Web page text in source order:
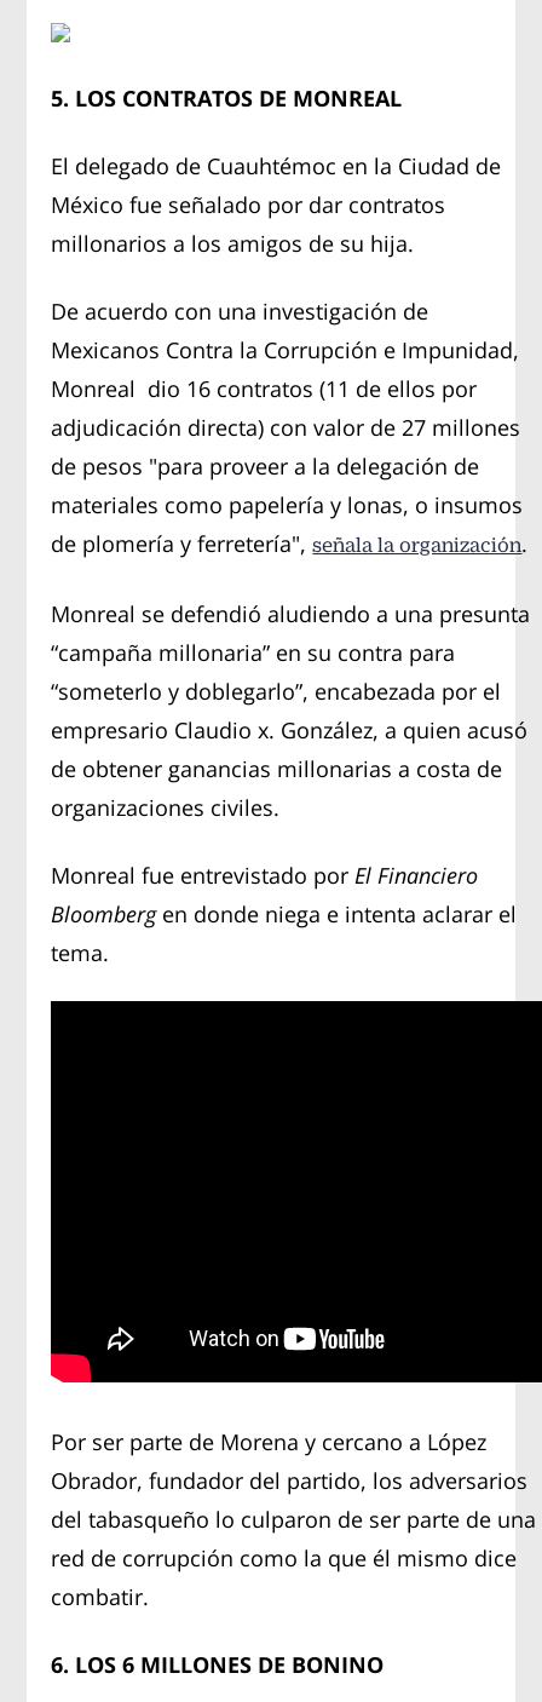
5. LOS CONTRATOS DE MONREAL
El delegado de Cuauhtémoc en la Ciudad de
México fue señalado por dar contratos
millonarios a los amigos de su hija.
De acuerdo con una investigación de
Mexicanos Contra la Corrupción e Impunidad,
Monreal dio 16 contratos (11 de ellos por
adjudicación directa) con valor de 27 millones
de pesos "para proveer a la delegación de
materiales como papelería y lonas, o insumos
de plomería y ferretería",señala la organización.
Monreal se defendió aludiendo a una presunta
“campaña millonaria” en su contra para
“someterlo y doblegarlo”, encabezada por el
empresario Claudio x. González, a quien acusó
de obtener ganancias millonarias a costa de
organizaciones civiles.
Monreal fue entrevistado por El Financiero
Bloombergen donde niega e intenta aclarar el
tema.
Por ser parte de Morena y cercano a López
Obrador, fundador del partido, los adversarios
del tabasqueño lo culparon de ser parte de una
red de corrupción como la que él mismo dice
combatir.
6. LOS 6 MILLONES DE BONINO